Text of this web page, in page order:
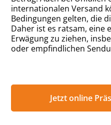
internationalen Versand
Bedingungen gelten, die
Daher ist es ratsam, eine
Erwägung zu ziehen,
oder empfindlichen
Jetzt online